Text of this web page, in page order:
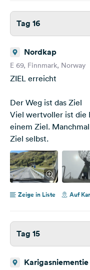
Tag 16
Nordkap
E 69, Finnmark, Norway
ZIEL erreicht
Der Weg ist das Ziel
Viel wertvoller ist die
einem Ziel.
Ziel selbst.
Zeige in Liste Auf
Tag 15